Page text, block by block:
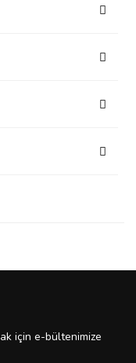
için e-bültenimize